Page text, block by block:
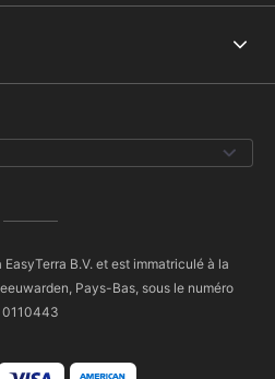
B.V. et est immatriculé à la
Pays-Bas, sous le numéro
0110443